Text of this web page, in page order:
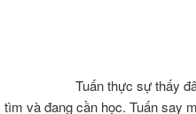
Tuấn thực sự thấy đây
tìm và đang cần học. Tuấn say